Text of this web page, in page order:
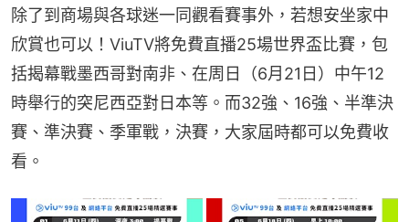
除了到商場與各球迷一同觀看賽事外，若想安坐家中
欣賞也可以！ViuTV將免費直播25場世界盃比賽，包
括揭幕戰墨西哥對南非、在周日（6月21日）中午12
時舉行的突尼西亞對日本等。而32強、16強、半準決
賽、準決賽、季軍戰，決賽，大家屆時都可以免費收
看。